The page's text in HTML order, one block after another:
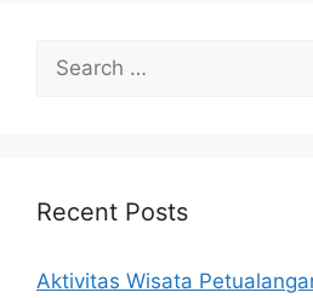
Search
for:
Recent Posts
Aktivitas Wisata